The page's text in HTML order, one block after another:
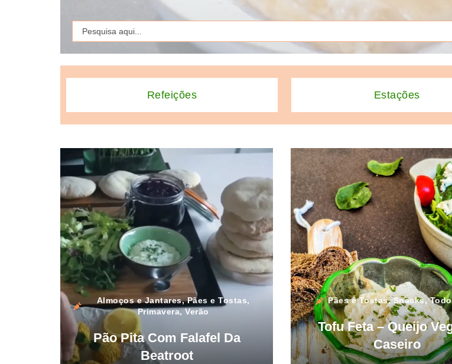
Search
for:
Refeições Estações
Almoços e Jantares,Pães e Tostas,
Primavera,Verão
Pão Pita Com Falafel Da
Beatroot
Pães e Tostas,Snacks,
Tofu Feta – Queijo
Caseiro